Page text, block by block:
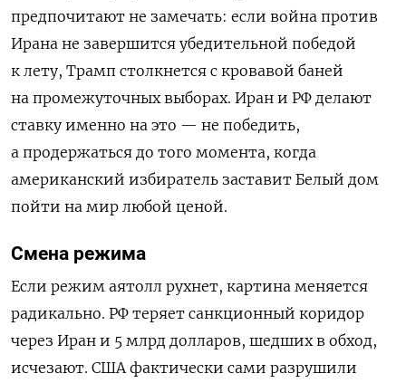
предпочитают не замечать: если война против
Ирана не завершится убедительной победой
к лету, Трамп столкнется с кровавой баней
на промежуточных выборах. Иран и РФ делают
ставку именно на это — не победить,
а продержаться до того момента, когда
американский избиратель заставит Белый дом
пойти на мир любой ценой.
Смена режима
Если режим аятолл рухнет, картина меняется
радикально. РФ теряет санкционный коридор
через Иран и 5 млрд долларов, шедших в обход,
исчезают. США фактически сами разрушили